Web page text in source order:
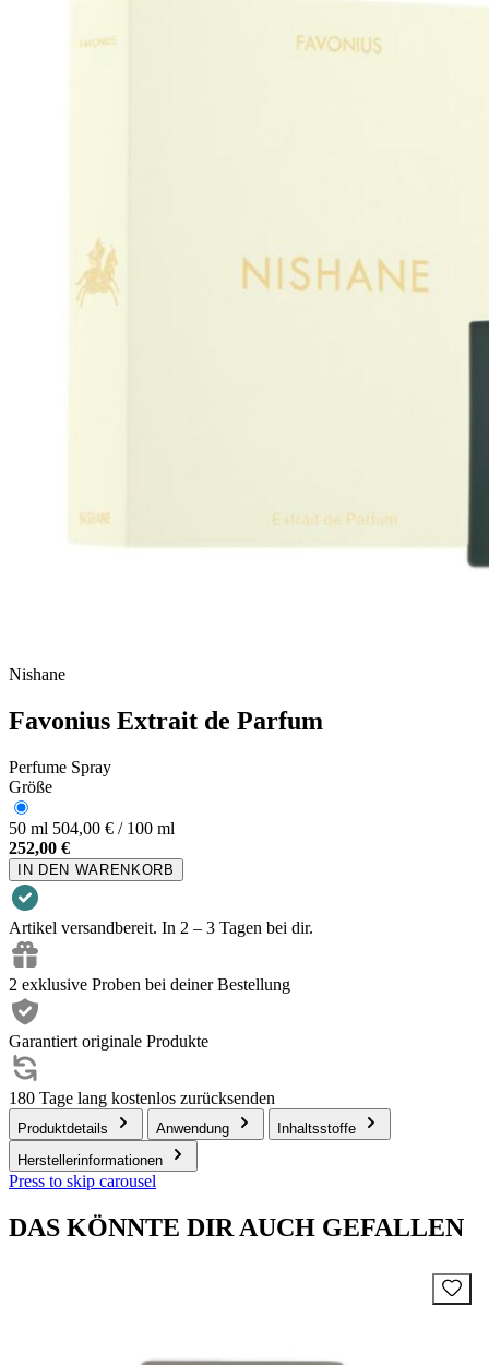
Nishane
Favonius Extrait de Parfum
Perfume Spray
Größe
50 ml 504,00 € / 100 ml
252,00 €
IN DEN WARENKORB
Artikel versandbereit. In 2 – 3 Tagen bei dir.
2 exklusive Proben bei deiner Bestellung
Garantiert originale Produkte
180 Tage lang kostenlos zurücksenden
Produktdetails Anwendung
Inhaltsstoffe
Herstellerinformationen
Press to skip carousel
DAS KÖNNTE DIR AUCH GEFALLEN